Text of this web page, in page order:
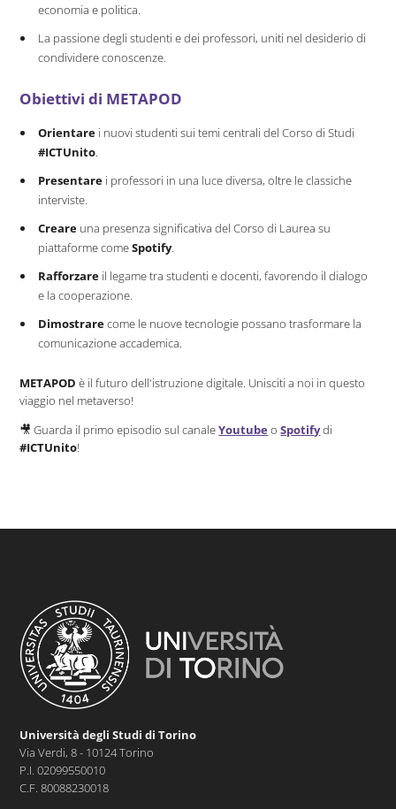
economia e politica.
La passione degli studenti e dei professori, uniti nel desiderio di
condividere conoscenze.
Obiettivi di METAPOD
Orientare i nuovi studenti sui temi centrali del Corso di Studi
#ICTUnito.
Presentare i professori in una luce diversa, oltre le classiche
interviste.
Creare una presenza significativa del Corso di Laurea su
piattaforme comeSpotify.
Rafforzare il legame tra studenti e docenti, favorendo il dialogo
e la cooperazione.
Dimostrarecome le nuove tecnologie possano trasformare la
comunicazione accademica.
METAPOD è il futuro dell'istruzione digitale. Unisciti a noi in questo
viaggio nel metaverso!
🎥 Guarda il primo episodio sul canaleYoutubeoSpotifydi
#ICTUnito!
Università degli Studi di Torino
Via Verdi, 8 - 10124 Torino
P.I. 02099550010
C.F. 80088230018